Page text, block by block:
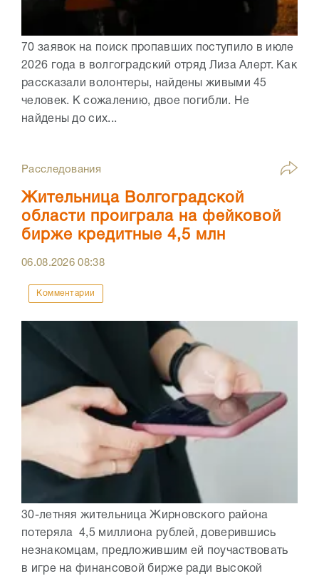
70 заявок на поиск пропавших поступило в июле
2026 года в волгоградский отряд Лиза Алерт. Как
рассказали волонтеры, найдены живыми 45
человек. К сожалению, двое погибли. Не
найдены до сих...
Расследования
Жительница Волгоградской
области проиграла на фейковой
бирже кредитные 4,5 млн
06.08.202608:38
Комментарии
30-летняя жительница Жирновского района
потеряла 4,5 миллиона рублей, доверившись
незнакомцам, предложившим ей поучаствовать
в игре на финансовой бирже ради высокой